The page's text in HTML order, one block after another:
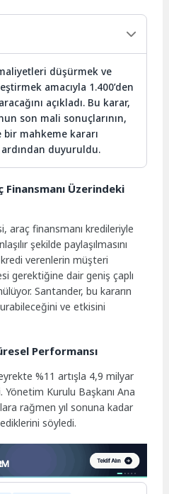
düşürmek ve
amacıyla 1.400’den
açıkladı. Bu karar,
son mali sonuçlarının,
mahkeme kararı
duyuruldu.
Finansmanı Üzerindeki
araç finansmanı kredileriyle
şekilde paylaşılmasını
verenlerin müşteri
gerektiğine dair geniş çaplı
Santander, bu kararın
ve etkisini
Performansı
%11 artışla 4,9 milyar
Kurulu Başkanı Ana
rağmen yıl sonuna kadar
söyledi.